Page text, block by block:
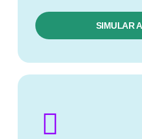
SIMULAR